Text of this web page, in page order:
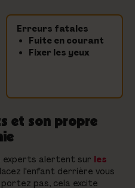
Erreurs fatales
Fuite en courant
Fixer les yeux
et son propre
experts alertent sur les
l'enfant derrière vous
pas, cela excite